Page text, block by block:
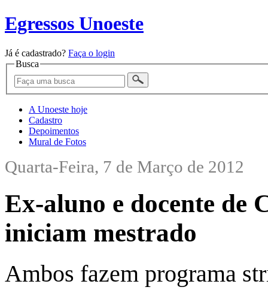
Egressos Unoeste
Já é cadastrado? Faça o login
Busca
A Unoeste hoje
Cadastro
Depoimentos
Mural de Fotos
Quarta-Feira, 7 de Março de 2012
Ex-aluno e docente de
iniciam mestrado
Ambos fazem programa